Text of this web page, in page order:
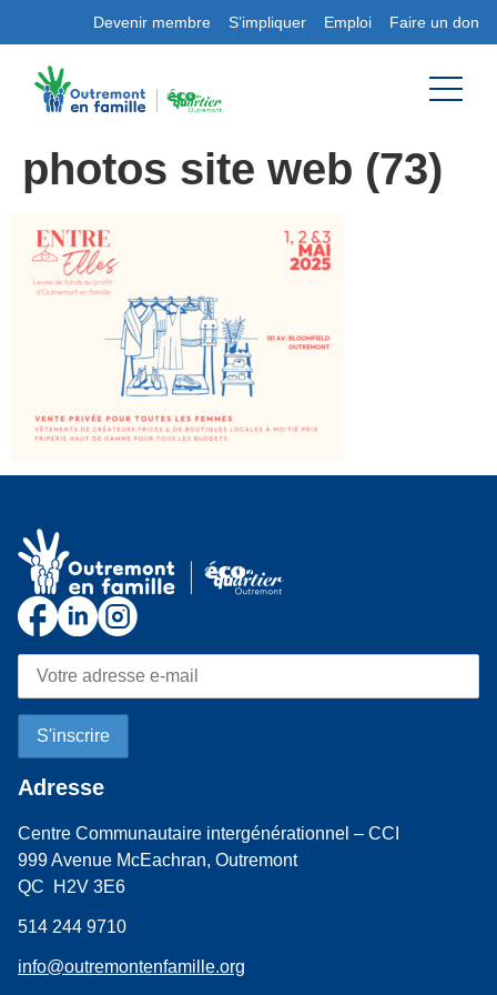
Devenir membre S’impliquer Emploi Faire un don
photos site web (73)
Adresse
Centre Communautaire intergénérationnel – CCI
999 Avenue McEachran, Outremont
QC H2V 3E6
514 244 9710
info@outremontenfamille.org